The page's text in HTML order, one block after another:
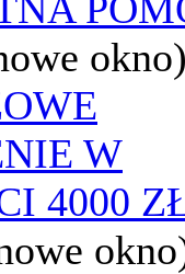
W
4000